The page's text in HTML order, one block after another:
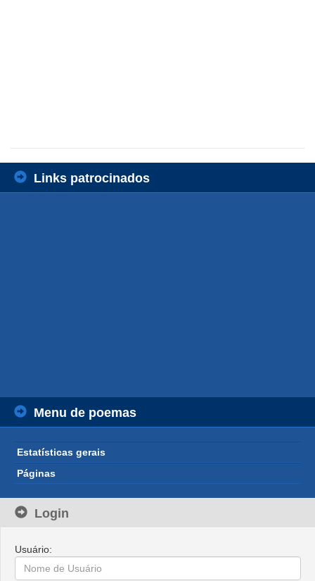
Links patrocinados
Menu de poemas
Estatísticas gerais
Páginas
Login
Usuário: